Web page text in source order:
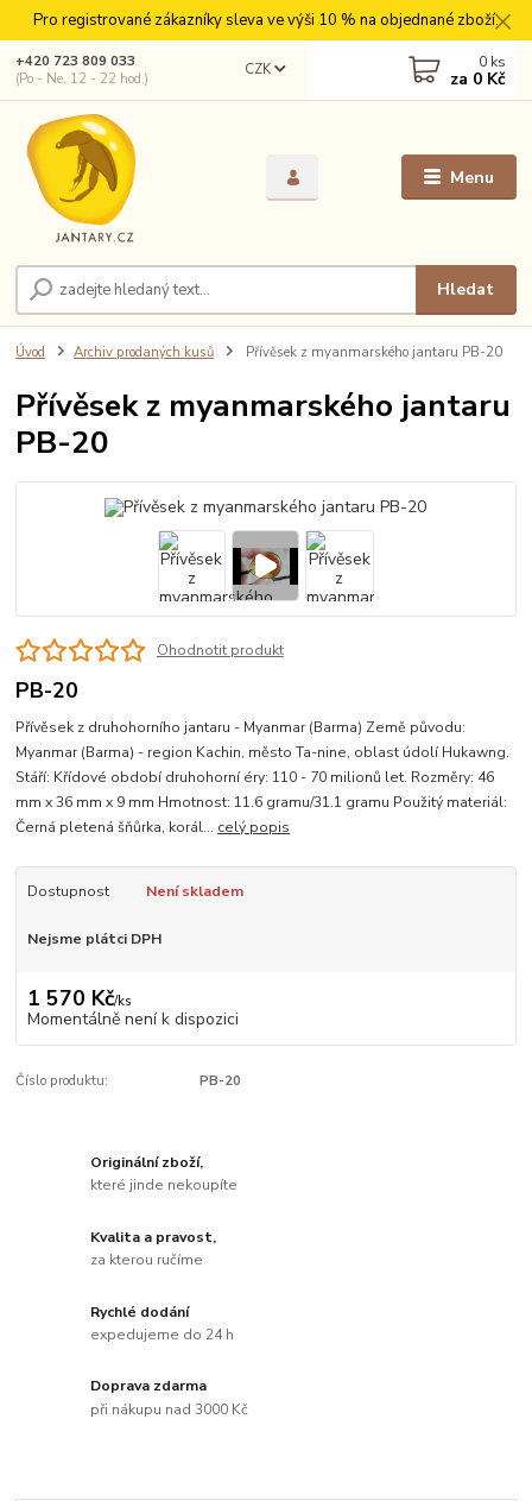
Pro registrované zákazníky sleva ve výši 10 % na objednané zboží.
Menu
CZK
Hledat
+420 723 809 033
(Po - Ne, 12 - 22 hod.)
0 ks
za 0 Kč
Úvod Archiv prodaných kusů Přívěsek z myanmarského jantaru PB-20
Přívěsek z myanmarského jantaru
PB-20
Ohodnotit produkt
PB-20
Přívěsek z druhohorního jantaru - Myanmar (Barma) Země původu:
Myanmar (Barma) - region Kachin, město Ta-nine, oblast údolí Hukawng.
Stáří: Křídové období druhohorní éry: 110 - 70 milionů let. Rozměry: 46
mm x 36 mm x 9 mm Hmotnost: 11.6 gramu/31.1 gramu Použitý materiál:
Černá pletená šňůrka, korál... celý popis
Dostupnost Není skladem
Nejsme plátci DPH
1 570 Kč/ks
Momentálně není k dispozici
Číslo produktu: PB-20
Originální zboží,
které jinde nekoupíte
Kvalita a pravost,
za kterou ručíme
Rychlé dodání
expedujeme do 24 h
Doprava zdarma
při nákupu nad 3000 Kč